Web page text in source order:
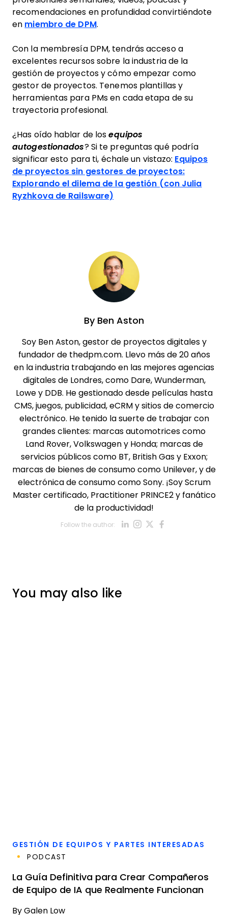
recomendaciones en profundidad convirtiéndote
en miembro de DPM.
Con la membresía DPM, tendrás acceso a
excelentes recursos sobre la industria de la
gestión de proyectos y cómo empezar como
gestor de proyectos. Tenemos plantillas y
herramientas para PMs en cada etapa de su
trayectoria profesional.
¿Has oído hablar de losequipos
autogestionados? Si te preguntas qué podría
significar esto para ti, échale un vistazo: Equipos
de proyectos sin gestores de proyectos:
Explorando el dilema de la gestión (con Julia
Ryzhkova de Railsware)
ByBen Aston
Soy Ben Aston, gestor de proyectos digitales y
fundador de thedpm.com. Llevo más de 20 años
en la industria trabajando en las mejores agencias
digitales de Londres, como Dare, Wunderman,
Lowe y DDB. He gestionado desde películas hasta
CMS, juegos, publicidad, eCRM y sitios de comercio
electrónico. He tenido la suerte de trabajar con
grandes clientes: marcas automotrices como
Land Rover, Volkswagen y Honda; marcas de
servicios públicos como BT, British Gas y Exxon;
marcas de bienes de consumo como Unilever, y de
electrónica de consumo como Sony. ¡Soy Scrum
Master certificado, Practitioner PRINCE2 y fanático
de la productividad!
Follow the author: Opens new
Opens new
Opens new
Opens
You may also like
GESTIÓN DE EQUIPOS Y PARTES INTERESADAS
PODCAST
La Guía Definitiva para Crear Compañeros
de Equipo de IA que Realmente Funcionan
By Galen Low